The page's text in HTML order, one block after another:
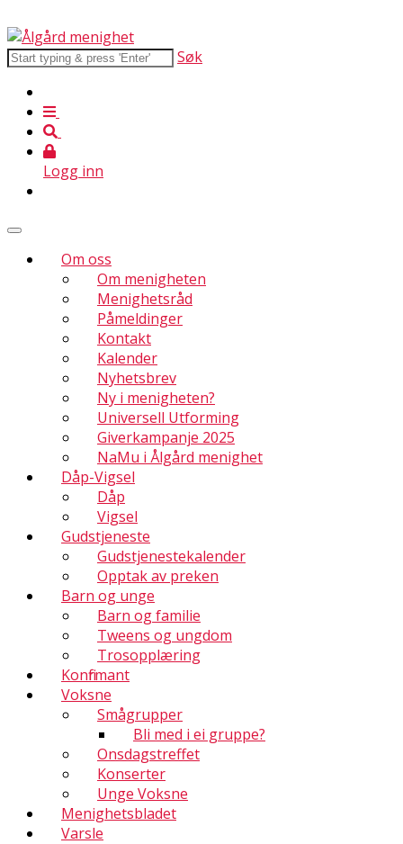
Søk
Logg inn
Om oss
Om menigheten
Menighetsråd
Påmeldinger
Kontakt
Kalender
Nyhetsbrev
Ny i menigheten?
Universell Utforming
Giverkampanje 2025
NaMu i Ålgård menighet
Dåp-Vigsel
Dåp
Vigsel
Gudstjeneste
Gudstjenestekalender
Opptak av preken
Barn og unge
Barn og familie
Tweens og ungdom
Trosopplæring
Konfirmant
Voksne
Smågrupper
Bli med i ei gruppe?
Onsdagstreffet
Konserter
Unge Voksne
Menighetsbladet
Varsle